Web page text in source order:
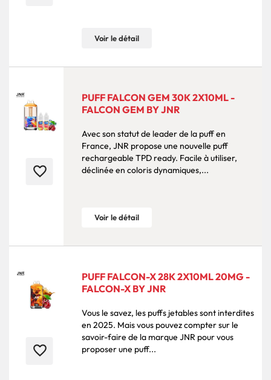
Voir le détail
favorite_border
PUFF FALCON GEM 30K 2X10ML -
FALCON GEM BY JNR
Avec son statut de leader de la puff en
France, JNR propose une nouvelle puff
rechargeable TPD ready. Facile à utiliser,
déclinée en coloris dynamiques,...
Voir le détail
favorite_border
PUFF FALCON-X 28K 2X10ML 20MG -
FALCON-X BY JNR
Vous le savez, les puffs jetables sont interdites
en 2025. Mais vous pouvez compter sur le
savoir-faire de la marque JNR pour vous
proposer une puff...